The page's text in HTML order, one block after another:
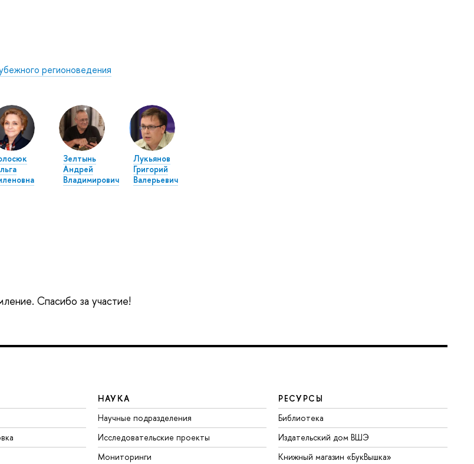
регионоведения
Зелтынь
Андрей
Владимирович
Лукьянов
Григорий
Валерьевич
Спасибо за участие!
НАУКА
Научные подразделения
Исследовательские проекты
Мониторинги
РЕСУРСЫ
Библиотека
Издательский дом ВШЭ
Книжный магазин «БукВышка»